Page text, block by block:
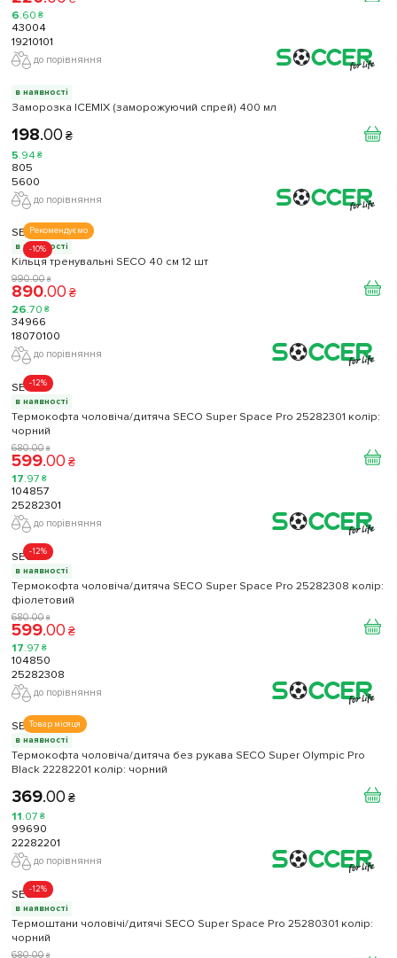
6.60 ₴
43004
19210101
до порівняння
в наявності
Заморозка ICEMIX (заморожуючий спрей) 400 мл
198.00 ₴
5.94₴
805
5600
до порівняння
Рекомендуємо
-10%
SECO
в наявності
Кільця тренувальні SECO 40 см 12 шт
990.00 ₴
890.00 ₴
26.70 ₴
34966
18070100
до порівняння
-12%
SECO
в наявності
Термокофта чоловіча/дитяча SECO Super Space Pro 25282301 колір:
чорний
680.00 ₴
599.00 ₴
17.97 ₴
104857
25282301
до порівняння
-12%
SECO
в наявності
Термокофта чоловіча/дитяча SECO Super Space Pro 25282308 колір:
фіолетовий
680.00 ₴
599.00 ₴
17.97 ₴
104850
25282308
до порівняння
Товар місяця
SECO
в наявності
Термокофта чоловіча/дитяча без рукава SECO Super Olympic Pro
Black 22282201 колiр: чорний
369.00 ₴
11.07 ₴
99690
22282201
до порівняння
-12%
SECO
в наявності
Термоштани чоловічі/дитячі SECO Super Space Pro 25280301 колір:
чорний
680.00 ₴